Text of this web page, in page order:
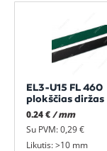
EL3-U15 FL 460
plokščias diržas
0.24 €/ mm
Su PVM: 0,29 €
Likutis: >10 mm